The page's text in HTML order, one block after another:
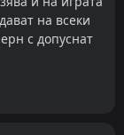
дори не се
Щутгарт.
и поне в
дори и
на всеки
с допуснат